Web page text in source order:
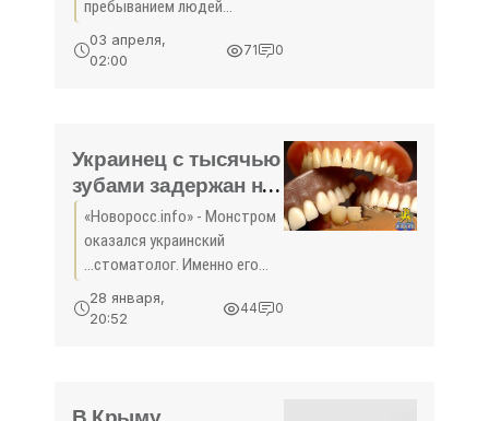
людей -
«Происшествия»
пребыванием людей
Специалисты Главного
управления МЧС России по
Прокуратуры РК проводят
комплексные
03 апреля,
02:00
71 0
Украинец с тысячью
зубами задержан на
российской границе
- «Происшедствия
Крыма»
«Новоросс.info» - Монстром
оказался украинский
...стоматолог. Именно его
остановили на границе при
попытке провезти
пункте
28 января,
20:52
44 0